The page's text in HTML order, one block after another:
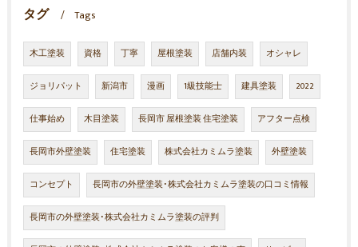
タグ Tags
木工塗装 資格 丁寧 屋根塗装 店舗内装 オシャレ
ジョリパット 新潟市 漫画 1級技能士 建具塗装 2022
仕事始め 木目塗装 長岡市 屋根塗装 住宅塗装 アフター点検
長岡市外壁塗装 住宅塗装 株式会社カミムラ塗装 外壁塗装
コンセプト 長岡市の外壁塗装･株式会社カミムラ塗装の口コミ情報
長岡市の外壁塗装･株式会社カミムラ塗装の評判